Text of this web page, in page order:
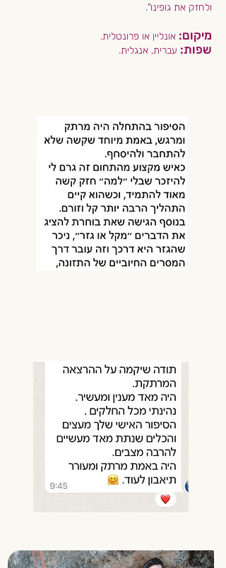
ולחזק את גופינו".
מיקום: אונליין או פרונטלית.
שפות: עברית, אנגלית.​